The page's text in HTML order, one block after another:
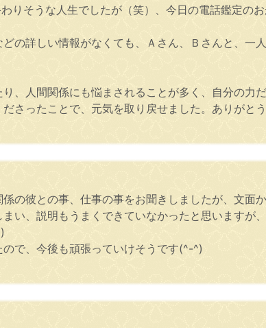
そうな人生でしたが（笑）、今日の電話鑑定の
の詳しい情報がなくても、Ａさん、Ｂさんと、一
、人間関係にも悩まされることが多く、自分の力
さったことで、元気を取り戻せました。ありがとう
の彼との事、仕事の事をお聞きしましたが、文面
い、説明もうまくできていなかったと思いますが
で、今後も頑張っていけそうです(^-^)